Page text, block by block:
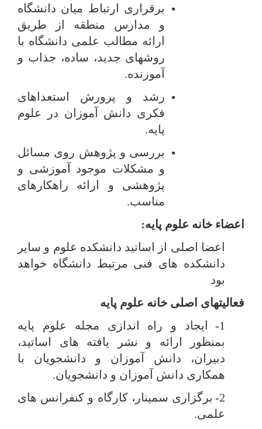
برقراری ارتباط میان دانشگاه
و مدارس منطقه از طریق
ارائه مطالب علمی دانشگاه با
روشهای جدید، ساده، جذاب و
آموزنده.
رشد و پرورش استعداهای
فکری دانش آموزان در علوم
پایه.
بررسی و پژوهش روی مسائل
و مشکلات موجود آموزشی و
پژوهشی و ارائه راهکارهای
مناسب.
اعضاء خانه علوم پایه:
اعضا اصلی از اساتید دانشکده علوم و سایر
دانشکده های فنی مرتبط دانشگاه خواهد
بود
فعالیتهای اصلی خانه علوم پایه
1-
ایجاد و راه اندازی مجله علوم پایه
بمنظور ارائه و نشر یافته های اساتید،
دبیران، دانش آموزان و دانشجویان با
همکاری دانش آموزان و دانشجویان.
2-
برگزاری سمینار، کارگاه و کنفرانس های
علمی.